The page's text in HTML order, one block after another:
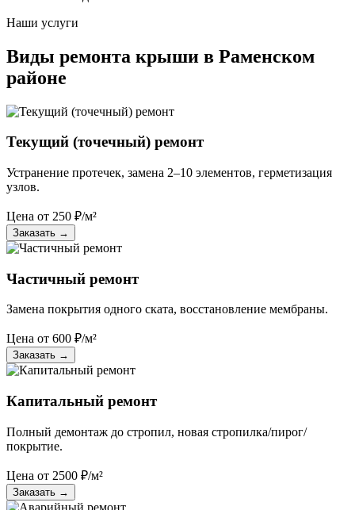
Наши услуги
Виды ремонта крыши в Раменском
районе
Текущий (точечный) ремонт
Устранение протечек, замена 2–10 элементов, герметизация
узлов.
Цена от 250 ₽/м²
Заказать →
Частичный ремонт
Замена покрытия одного ската, восстановление мембраны.
Цена от 600 ₽/м²
Заказать →
Капитальный ремонт
Полный демонтаж до стропил, новая стропилка/пирог/
покрытие.
Цена от 2500 ₽/м²
Заказать →